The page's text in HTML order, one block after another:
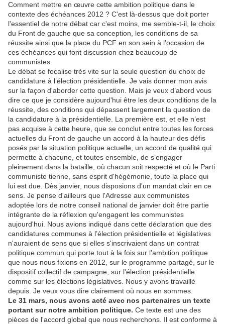
Comment mettre en œuvre cette ambition politique dans le
contexte des échéances 2012 ? C'est là-dessus que doit porter
l'essentiel de notre débat car c'est moins, me semble-t-il, le choix
du Front de gauche que sa conception, les conditions de sa
réussite ainsi que la place du PCF en son sein à l'occasion de
ces échéances qui font discussion chez beaucoup de
communistes.
Le débat se focalise très vite sur la seule question du choix de
candidature à l’élection présidentielle. Je vais donner mon avis
sur la façon d'aborder cette question. Mais je veux d’abord vous
dire ce que je considère aujourd'hui être les deux conditions de la
réussite, des conditions qui dépassent largement la question de
la candidature à la présidentielle. La première est, et elle n’est
pas acquise à cette heure, que se conclut entre toutes les forces
actuelles du Front de gauche un accord à la hauteur des défis
posés par la situation politique actuelle, un accord de qualité qui
permette à chacune, et toutes ensemble, de s’engager
pleinement dans la bataille, où chacun soit respecté et où le Parti
communiste tienne, sans esprit d'hégémonie, toute la place qui
lui est due. Dès janvier, nous disposions d'un mandat clair en ce
sens. Je pense d'ailleurs que l'Adresse aux communistes
adoptée lors de notre conseil national de janvier doit être partie
intégrante de la réflexion qu'engagent les communistes
aujourd'hui. Nous avions indiqué dans cette déclaration que des
candidatures communes à l’élection présidentielle et législatives
n'auraient de sens que si elles s'inscrivaient dans un contrat
politique commun qui porte tout à la fois sur l'ambition politique
que nous nous fixions en 2012, sur le programme partagé, sur le
dispositif collectif de campagne, sur l'élection présidentielle
comme sur les élections législatives. Nous y avons travaillé
depuis. Je veux vous dire clairement où nous en sommes.
Le 31 mars, nous avons acté avec nos partenaires un texte
portant sur notre ambition politique. Ce texte est une des
pièces de l'accord global que nous recherchons. Il est conforme à